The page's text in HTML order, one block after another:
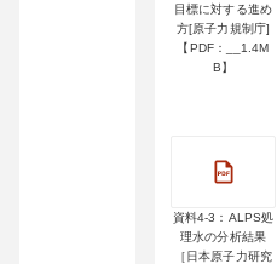
目標に対する進め
方[原子力規制庁]
【PDF：__1.4M
B】
資料4-3：ALPS処
理水の分析結果
［日本原子力研究